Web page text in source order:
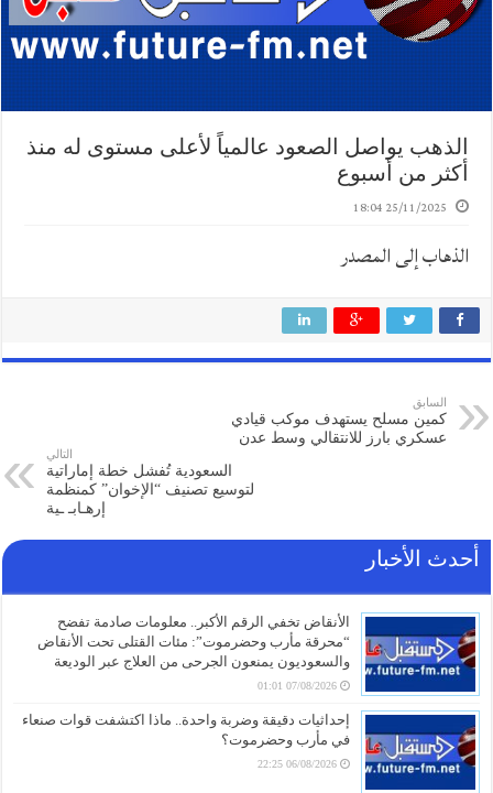
الذهب يواصل الصعود عالمياً لأعلى مستوى له منذ
أكثر من أسبوع
25/11/2025 18:04
الذهاب إلى المصدر
السابق
كمين مسلح يستهدف موكب قيادي
عسكري بارز للانتقالي وسط عدن
التالي
السعودية تُفشل خطة إماراتية
لتوسيع تصنيف “الإخوان” كمنظمة
إرهـابـ ـية
أحدث الأخبار
الأنقاض تخفي الرقم الأكبر.. معلومات صادمة تفضح
“محرقة مأرب وحضرموت”: مئات القتلى تحت الأنقاض
والسعوديون يمنعون الجرحى من العلاج عبر الوديعة
07/08/2026 01:01
إحداثيات دقيقة وضربة واحدة.. ماذا اكتشفت قوات صنعاء
في مأرب وحضرموت؟
06/08/2026 22:25